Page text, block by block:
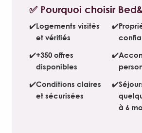
✅ Pourquoi choisir
✔️Logements visités
et vérifiés
✔️
✔️+350 offres
disponibles
✔️
✔️Conditions claires
et sécurisées
✔️
à 6